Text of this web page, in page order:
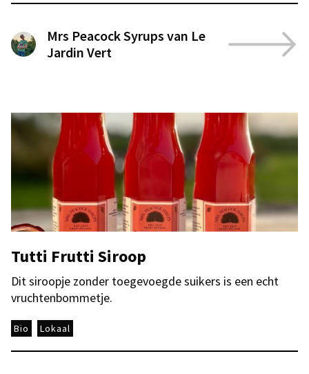
Mrs Peacock Syrups van Le
Jardin Vert
Tutti Frutti Siroop
Dit siroopje zonder toegevoegde suikers is een echt
vruchtenbommetje.
Bio Lokaal